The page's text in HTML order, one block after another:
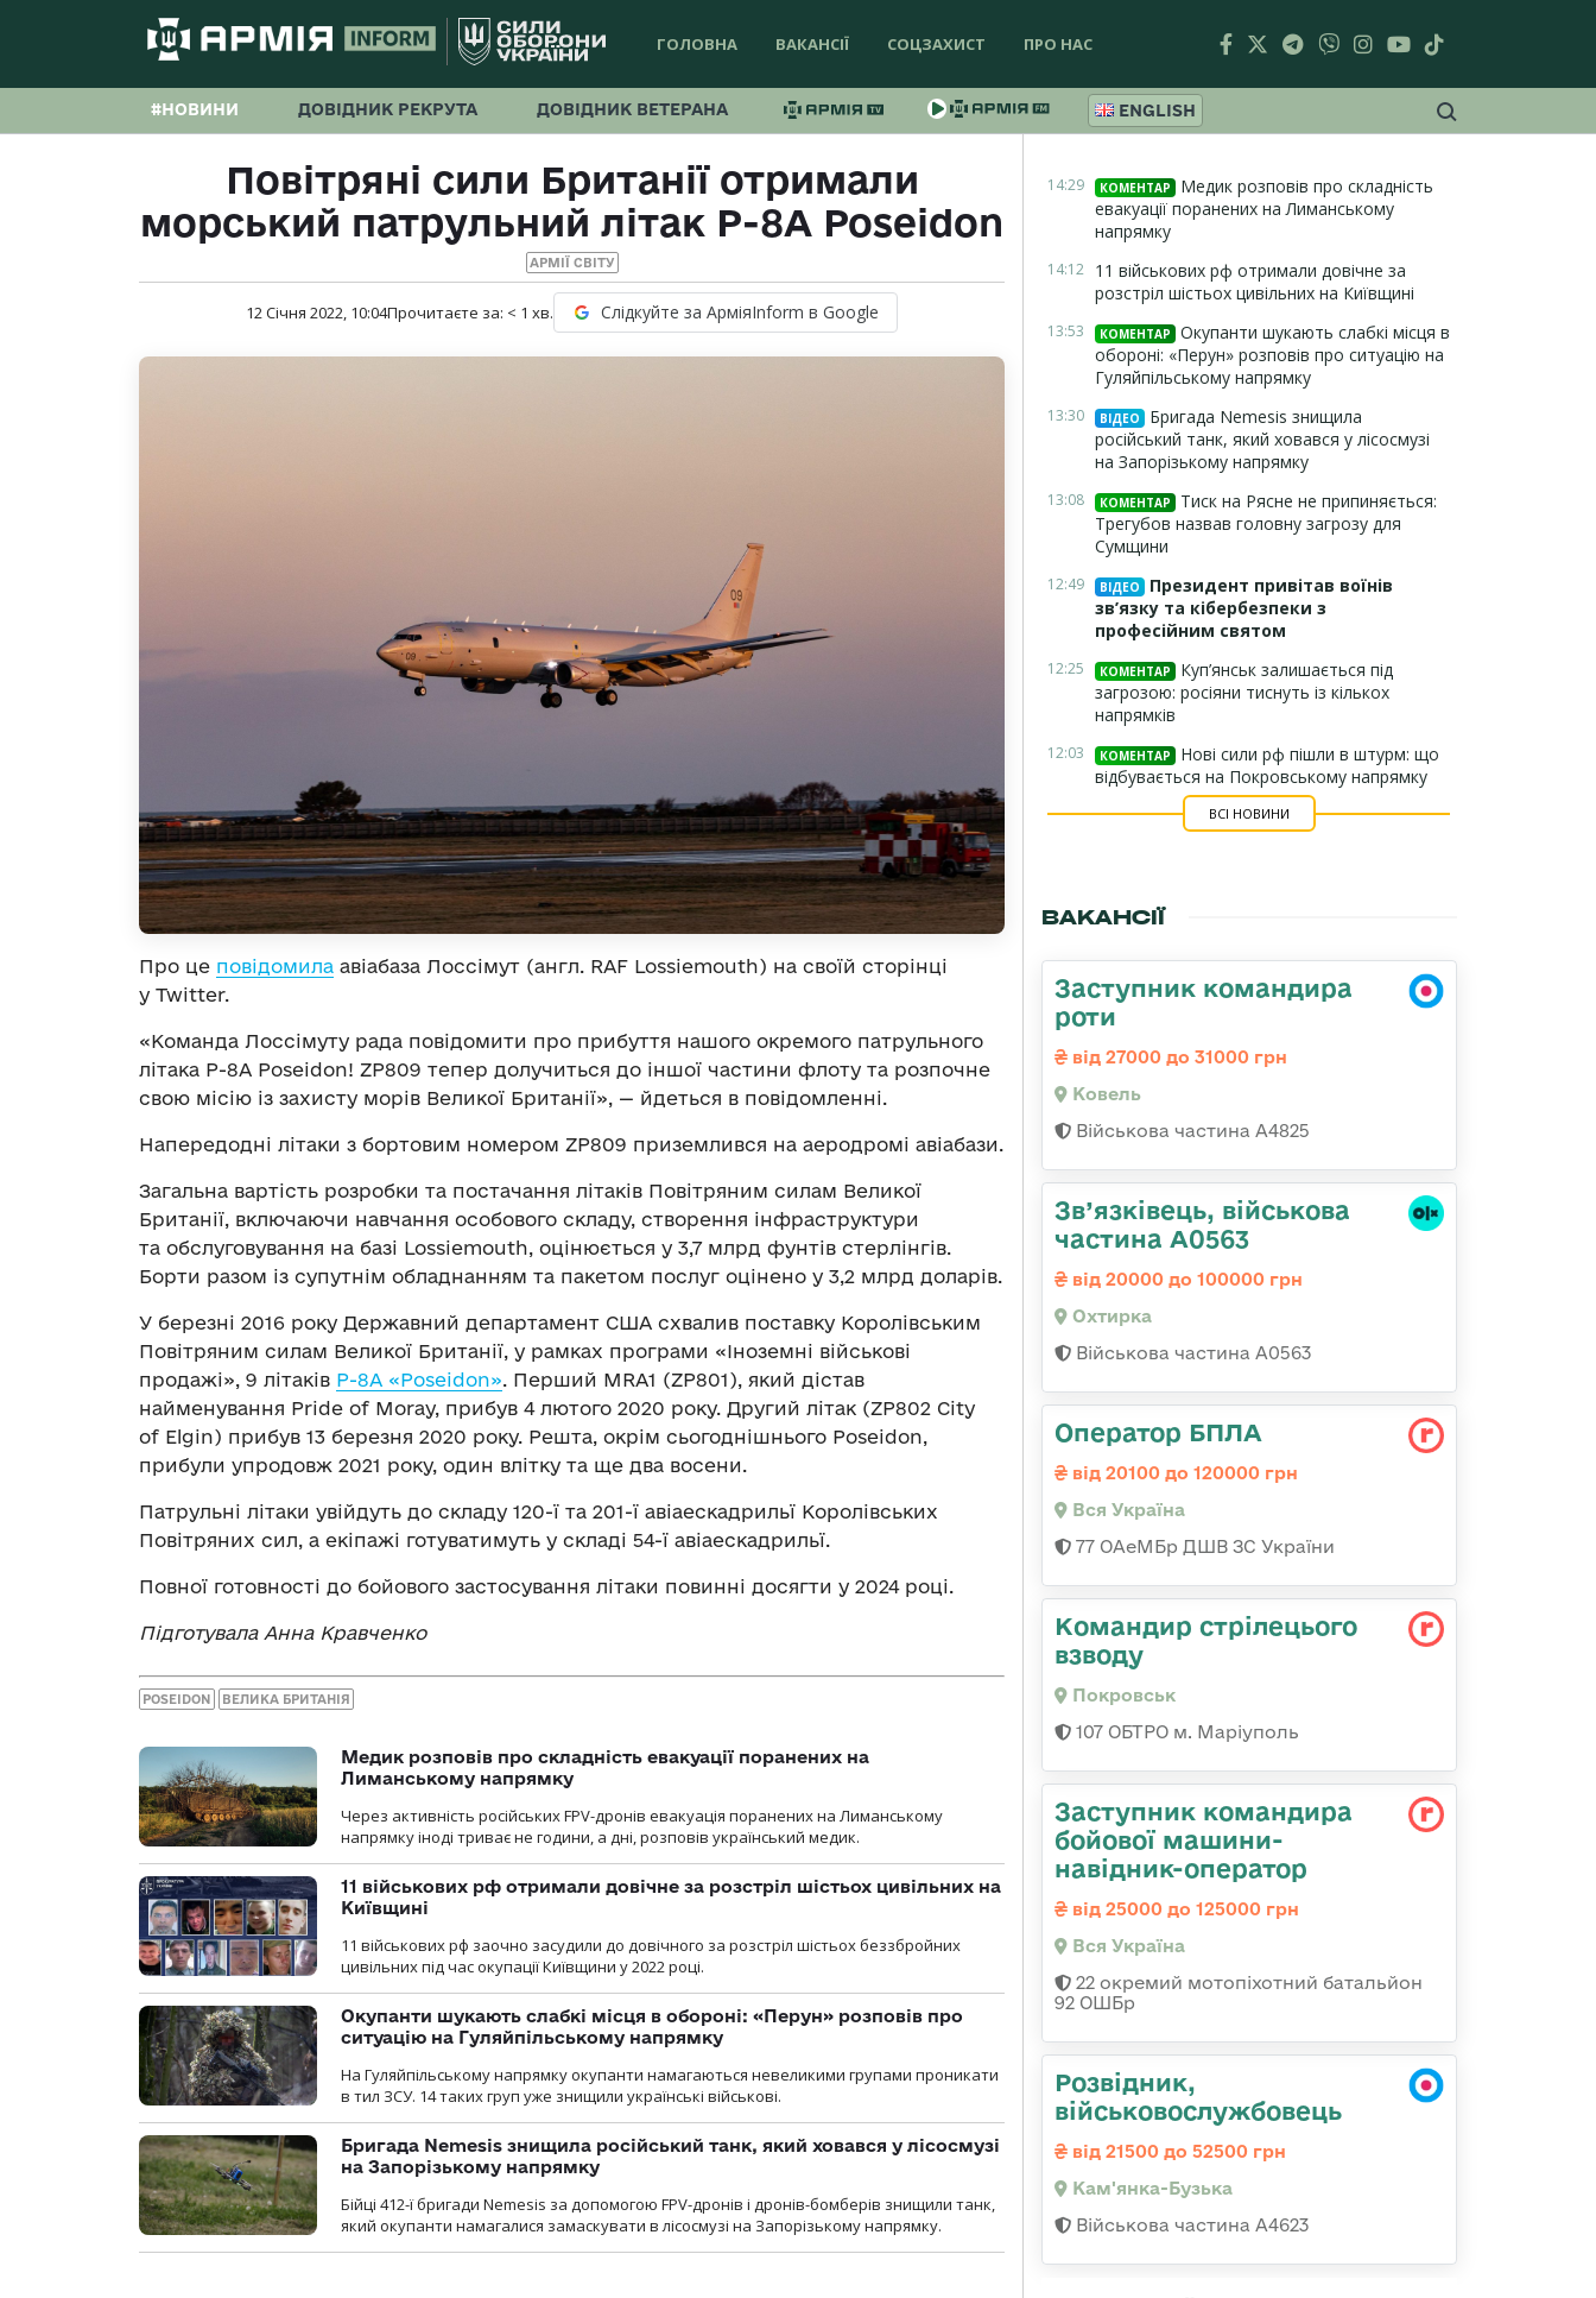
ГОЛОВНА ВАКАНСІЇ СОЦЗАХИСТ ПРО НАС
#НОВИНИ ДОВІДНИК РЕКРУТА ДОВІДНИК ВЕТЕРАНА ENGLISH
Повітряні сили Британії отримали
морський патрульний літак P-8A Poseidon
АРМІЇ СВІТУ
12 Січня 2022, 10:04Прочитаєте за: < 1 хв. Слідкуйте за АрміяInform в Google
Про це повідомила авіабаза Лоссімут (англ. RAF Lossiemouth) на своїй сторінці
у Twitter.
«Команда Лоссімуту рада повідомити про прибуття нашого окремого патрульного
літака P-8A Poseidon! ZP809 тепер долучиться до іншої частини флоту та розпочне
свою місію із захисту морів Великої Британії», — йдеться в повідомленні.
Напередодні літаки з бортовим номером ZP809 приземлився на аеродромі авіабази.
Загальна вартість розробки та постачання літаків Повітряним силам Великої
Британії, включаючи навчання особового складу, створення інфраструктури
та обслуговування на базі Lossiemouth, оцінюється у 3,7 млрд фунтів стерлінгів.
Борти разом із супутнім обладнанням та пакетом послуг оцінено у 3,2 млрд доларів.
У березні 2016 року Державний департамент США схвалив поставку Королівським
Повітряним силам Великої Британії, у рамках програми «Іноземні військові
продажі», 9 літаків P-8A «Poseidon». Перший MRA1 (ZP801), який дістав
найменування Pride of Moray, прибув 4 лютого 2020 року. Другий літак (ZP802 City
of Elgin) прибув 13 березня 2020 року. Решта, окрім сьогоднішнього Poseidon,
прибули упродовж 2021 року, один влітку та ще два восени.
Патрульні літаки увійдуть до складу 120-ї та 201-ї авіаескадрильї Королівських
Повітряних сил, а екіпажі готуватимуть у складі 54-ї авіаескадрильї.
Повної готовності до бойового застосування літаки повинні досягти у 2024 році.
Підготувала Анна Кравченко
POSEIDON ВЕЛИКА БРИТАНІЯ
Медик розповів про складність евакуації поранених на
Лиманському напрямку
Через активність російських FPV-дронів евакуація поранених на Лиманському
напрямку іноді триває не години, а дні, розповів український медик.
11 військових рф отримали довічне за розстріл шістьох цивільних на
Київщині
11 військових рф заочно засудили до довічного за розстріл шістьох беззбройних
цивільних під час окупації Київщини у 2022 році.
Окупанти шукають слабкі місця в обороні: «Перун» розповів про
ситуацію на Гуляйпільському напрямку
На Гуляйпільському напрямку окупанти намагаються невеликими групами проникати
в тил ЗСУ. 14 таких груп уже знищили українські військові.
Бригада Nemesis знищила російський танк, який ховався у лісосмузі
на Запорізькому напрямку
Бійці 412-ї бригади Nemesis за допомогою FPV-дронів і дронів-бомберів знищили танк,
який окупанти намагалися замаскувати в лісосмузі на Запорізькому напрямку.
14:29 КОМЕНТАР
Медик розповів про складність
евакуації поранених на Лиманському
напрямку
14:12 11 військових рф отримали довічне за
розстріл шістьох цивільних на Київщині
13:53 КОМЕНТАР
Окупанти шукають слабкі місця в
обороні: «Перун» розповів про ситуацію на
Гуляйпільському напрямку
13:30 ВІДЕО
Бригада Nemesis знищила
російський танк, який ховався у лісосмузі
на Запорізькому напрямку
13:08 КОМЕНТАР
Тиск на Рясне не припиняється:
Трегубов назвав головну загрозу для
Сумщини
12:49 ВІДЕО
Президент привітав воїнів
зв’язку та кібербезпеки з
професійним святом
12:25 КОМЕНТАР
Куп’янськ залишається під
загрозою: росіяни тиснуть із кількох
напрямків
12:03 КОМЕНТАР
Нові сили рф пішли в штурм: що
відбувається на Покровському напрямку
ВСІ НОВИНИ
ВАКАНСІЇ
Заступник командира
роти
від 27000 до 31000 грн
Ковель
Військова частина А4825
Зв’язківець, військова
частина А0563
від 20000 до 100000 грн
Охтирка
Військова частина А0563
Оператор БПЛА
від 20100 до 120000 грн
Вся Україна
77 ОАеМБр ДШВ ЗС України
Командир стрілецього
взводу
Покровськ
107 ОБТРО м. Маріуполь
Заступник командира
бойової машини-
навідник-оператор
від 25000 до 125000 грн
Вся Україна
22 окремий мотопіхотний батальйон
92 ОШБр
Розвідник,
військовослужбовець
від 21500 до 52500 грн
Кам'янка-Бузька
Військова частина А4623